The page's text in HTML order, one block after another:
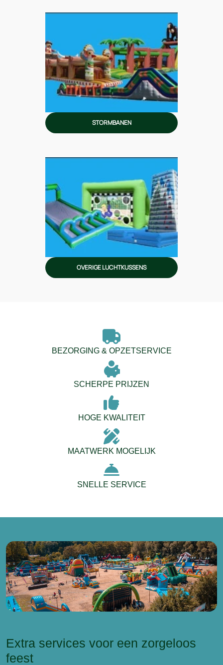
STORMBANEN
OVERIGE LUCHTKUSSENS
BEZORGING & OPZETSERVICE
SCHERPE PRIJZEN
HOGE KWALITEIT
MAATWERK MOGELIJK
SNELLE SERVICE
Extra services voor een zorgeloos
feest